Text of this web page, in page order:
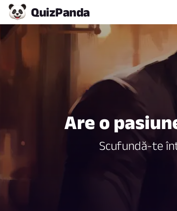
QuizPanda
Are o
Scufundă-te